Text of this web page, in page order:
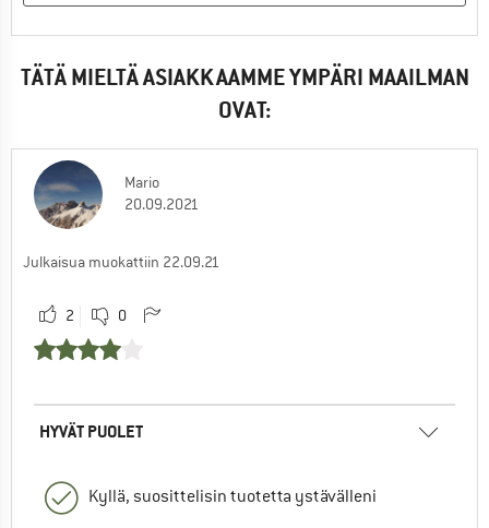
TÄTÄ MIELTÄ ASIAKKAAMME YMPÄRI MAAILMAN
OVAT:
Mario
20.09.2021
Julkaisua muokattiin 22.09.21
2 0
HYVÄT PUOLET
Kyllä, suosittelisin tuotetta ystävälleni